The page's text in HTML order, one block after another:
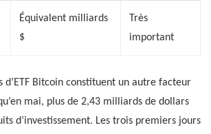
Équivalent milliards
$
Très
important
d’ETF Bitcoin constituent un autre facteur
mai, plus de 2,43 milliards de dollars
d’investissement. Les trois premiers jours